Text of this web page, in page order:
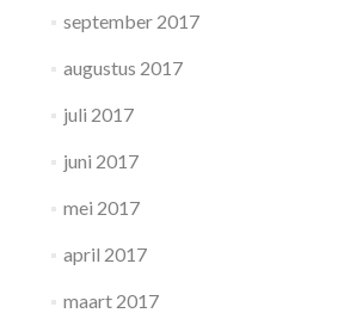
september 2017
augustus 2017
juli 2017
juni 2017
mei 2017
april 2017
maart 2017